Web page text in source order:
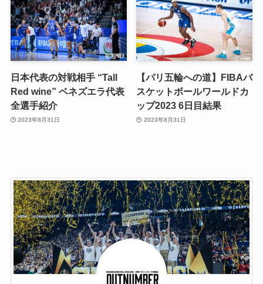
日本代表の対戦相手 “Tall
Red wine” ベネズエラ代表
全選手紹介
2023年8月31日
【パリ五輪への道】FIBAバ
スケットボールワールドカ
ップ2023 6日目結果
2023年8月31日